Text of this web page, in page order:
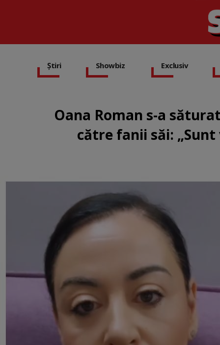
Știri Showbiz Exclusiv
Oana Roman s-a
către fanii săi: